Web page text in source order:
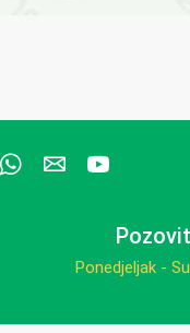
Ponedjeljak -